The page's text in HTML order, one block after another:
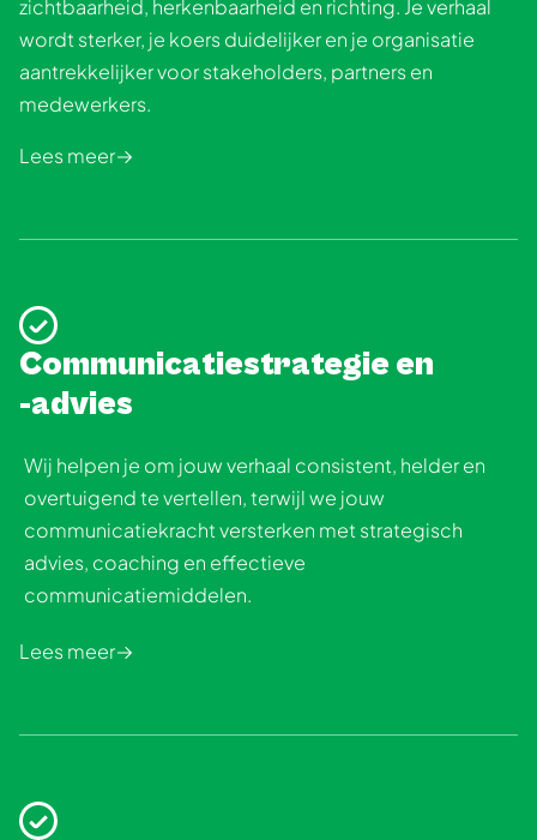
zichtbaarheid, herkenbaarheid en richting. Je verhaal
wordt sterker, je koers duidelijker en je organisatie
aantrekkelijker voor stakeholders, partners en
medewerkers.
Lees meer
Communicatiestrategie en
-advies
Wij helpen je om jouw verhaal consistent, helder en
overtuigend te vertellen, terwijl we jouw
communicatiekracht versterken met strategisch
advies, coaching en effectieve
communicatiemiddelen.
Lees meer